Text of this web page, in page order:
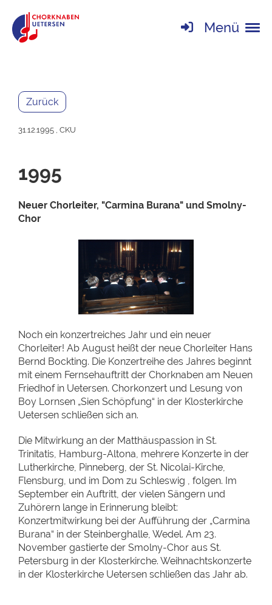
Menü
Zurück
31.12.1995 , CKU
1995
Neuer Chorleiter, "Carmina Burana" und Smolny-
Chor
Noch ein konzertreiches Jahr und ein neuer
Chorleiter! Ab August heißt der neue Chorleiter Hans
Bernd Bockting. Die Konzertreihe des Jahres beginnt
mit einem Fernsehauftritt der Chorknaben am Neuen
Friedhof in Uetersen. Chorkonzert und Lesung von
Boy Lornsen „Sien Schöpfung“ in der Klosterkirche
Uetersen schließen sich an.
Die Mitwirkung an der Matthäuspassion in St.
Trinitatis, Hamburg-Altona, mehrere Konzerte in der
Lutherkirche, Pinneberg, der St. Nicolai-Kirche,
Flensburg, und im Dom zu Schleswig , folgen. Im
September ein Auftritt, der vielen Sängern und
Zuhörern lange in Erinnerung bleibt:
Konzertmitwirkung bei der Aufführung der „Carmina
Burana“ in der Steinberghalle, Wedel. Am 23.
November gastierte der Smolny-Chor aus St.
Petersburg in der Klosterkirche. Weihnachtskonzerte
in der Klosterkirche Uetersen schließen das Jahr ab.